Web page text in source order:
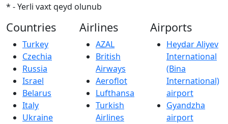
* - Yerli vaxt qeyd olunub
Countries
Turkey
Czechia
Russia
Israel
Belarus
Italy
Ukraine
Airlines
AZAL
British
Airways
Aeroflot
Lufthansa
Turkish
Airlines
Airports
Heydar Aliyev
International
(Bina
International)
airport
Gyandzha
airport